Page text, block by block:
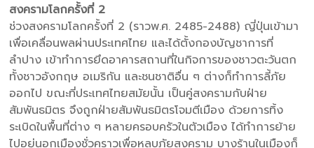
สงครามโลกครั้งที่ 2
ช่วงสงครามโลกครั้งที่ 2 (ราวพ.ศ. 2485-2488) ญี่ปุ่นเข้ามา
เพื่อเคลื่อนพลผ่านประเทศไทย และได้ตั้งกองบัญชาการที่
ลำปาง เข้าทำการยึดอาคารสถานที่ในกิจการของชาวตะวันตก
ทั้งชาวอังกฤษ อเมริกัน และชนชาติอื่น ๆ ต่างก็ทำการลี้ภัย
ออกไป ขณะที่ประเทศไทยสมัยนั้น เป็นคู่สงครามกับฝ่าย
สัมพันธมิตร จึงถูกฝ่ายสัมพันธมิตรโจมตีเมือง ด้วยการทิ้ง
ระเบิดในพื้นที่ต่าง ๆ หลายครอบครัวในตัวเมือง ได้ทำการย้าย
ไปอยู่นอกเมืองชั่วคราวเพื่อหลบภัยสงคราม บางร้านในเมืองก็